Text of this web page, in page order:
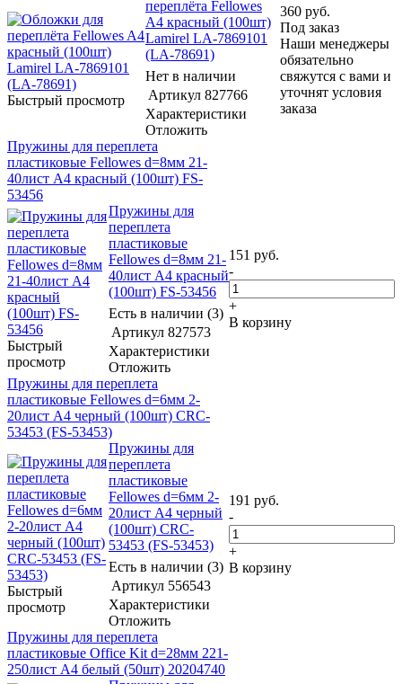
Быстрый просмотр
переплёта Fellowes
A4 красный (100шт)
Lamirel LA-7869101
(LA-78691)
Нет в наличии
Артикул 827766
Характеристики
Отложить
360 руб.
Под заказ
Наши менеджеры
обязательно
свяжутся с вами и
уточнят условия
заказа
Пружины для переплета
пластиковые Fellowes d=8мм 21-
40лист A4 красный (100шт) FS-
53456
Быстрый
просмотр
Пружины для
переплета
пластиковые
Fellowes d=8мм 21-
40лист A4 красный
(100шт) FS-53456
Есть в наличии (3)
Артикул 827573
Характеристики
Отложить
151 руб.
-
+
В корзину
Пружины для переплета
пластиковые Fellowes d=6мм 2-
20лист A4 черный (100шт) CRC-
53453 (FS-53453)
Быстрый
просмотр
Пружины для
переплета
пластиковые
Fellowes d=6мм 2-
20лист A4 черный
(100шт) CRC-
53453 (FS-53453)
Есть в наличии (3)
Артикул 556543
Характеристики
Отложить
191 руб.
-
+
В корзину
Пружины для переплета
пластиковые Office Kit d=28мм 221-
250лист A4 белый (50шт) 20204740